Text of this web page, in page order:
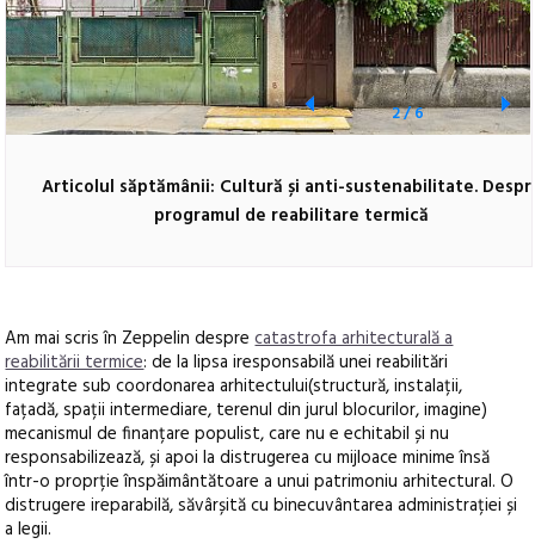
Articolul săptămânii: Cultură și anti-sustenabilitate.
programul de reabilitare termică
2/6
Am mai scris în Zeppelin desprecatastrofa arhitecturală a
reabilitării termice: de la lipsa iresponsabilă unei reabilitări
integrate sub coordonarea arhitectului(structură, instalații,
fațadă, spații intermediare, terenul din jurul blocurilor, imagine)
mecanismul de finanțare populist, care nu e echitabil și nu
responsabilizează, și apoi la distrugerea cu mijloace minime însă
într-o proprție înspăimântătoare a unui patrimoniu arhitectural. O
distrugere ireparabilă, săvârșită cu binecuvântarea administrației și
a legii.